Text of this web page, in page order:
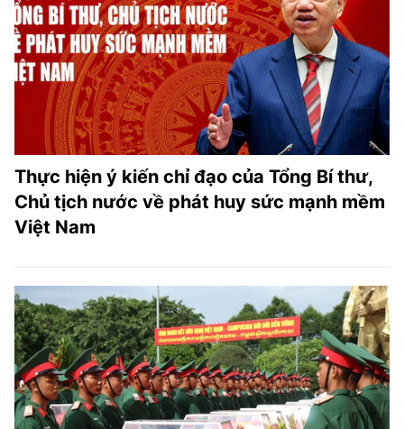
Thực hiện ý kiến chỉ đạo của Tổng Bí thư,
Chủ tịch nước về phát huy sức mạnh mềm
Việt Nam